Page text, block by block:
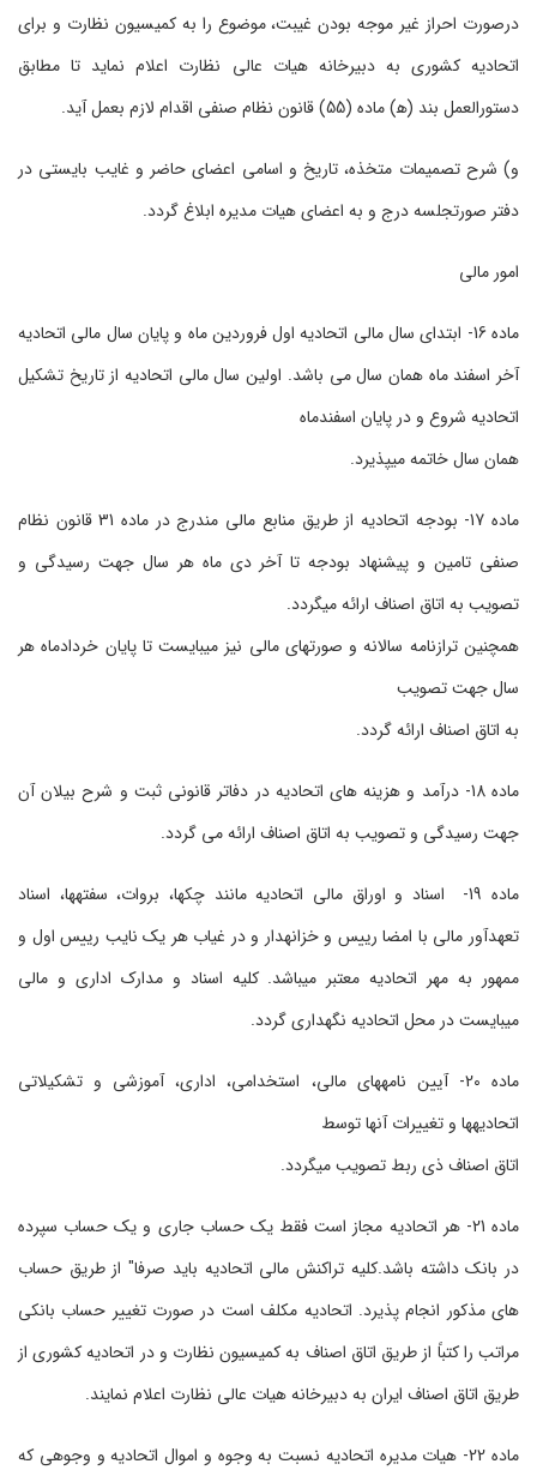
درصورت احراز غیر موجه بودن غیبت، موضوع را به کمیسیون نظارت و برای
اتحادیه کشوری به دبیرخانه هیات عالی نظارت اعلام نماید تا مطابق
دستورالعمل بند (ﻫ) ماده (55) قانون نظام صنفی اقدام لازم بعمل آید.
و) شرح تصمیمات متخذه، تاریخ و اسامی اعضای حاضر و غایب بایستی در
دفتر صورتجلسه درج و به اعضای هیات مدیره ابلاغ گردد.
امور مالی
ماده 16- ابتدای سال مالی اتحادیه اول فروردین ماه و پایان سال مالی اتحادیه
آخر اسفند ماه همان سال می باشد. اولین سال مالی اتحادیه از تاریخ تشکیل
اتحادیه شروع و در پایان اسفندماه
همان سال خاتمه می‏پذیرد.
ماده 17- بودجه اتحادیه از طریق منابع مالی مندرج در ماده 31 قانون نظام
صنفی تامین و پیشنهاد بودجه تا آخر دی ماه هر سال جهت رسیدگی و
تصویب به اتاق اصناف ارائه می‏گردد.
همچنین ترازنامه سالانه و صورت‏های مالی نیز می‏بایست تا پایان خردادماه هر
سال جهت تصویب
به اتاق اصناف ارائه گردد.
ماده 18- درآمد و هزینه های اتحادیه در دفاتر قانونی ثبت و شرح بیلان آن
جهت رسیدگی و تصویب به اتاق اصناف ارائه می گردد.
ماده 19- اسناد و اوراق مالی اتحادیه مانند چک‏ها، بروات، سفته‏ها، اسناد
تعهدآور مالی با امضا رییس و خزانه‏دار و در غیاب هر یک نایب رییس اول و
ممهور به مهر اتحادیه معتبر می‏باشد. کلیه اسناد و مدارک اداری و مالی
می‏بایست در محل اتحادیه نگهداری گردد.
ماده 20- آیین نامه‏های مالی، استخدامی، اداری، آموزشی و تشکیلاتی
اتحادیه‏ها و تغییرات آنها توسط
اتاق اصناف ذی ربط تصویب می‏گردد.
ماده 21- هر اتحادیه مجاز است فقط یک حساب جاری و یک حساب سپرده
در بانک داشته باشد.کلیه تراکنش مالی اتحادیه باید صرفا" از طریق حساب
های مذکور انجام ‏پذیرد. اتحادیه مکلف است در صورت تغییر حساب بانکی
مراتب را کتباً از طریق اتاق اصناف به کمیسیون نظارت و در اتحادیه کشوری از
طریق اتاق اصناف ایران به دبیرخانه هیات عالی نظارت اعلام نمایند.
ماده 22- هیات مدیره اتحادیه نسبت به وجوه و اموال اتحادیه و وجوهی که